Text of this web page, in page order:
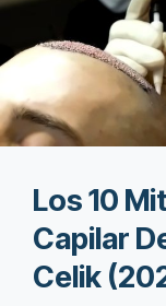
Los 10
Capilar
Celik